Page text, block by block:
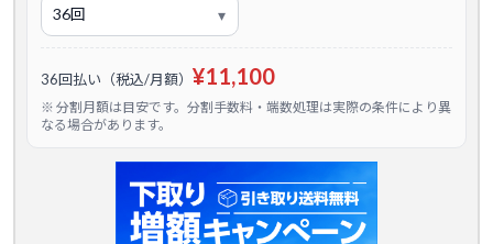
36回払い（税込/月額） ¥11,100
※ 分割月額は目安です。分割手数料・端数処理は実際の条件により異
なる場合があります。